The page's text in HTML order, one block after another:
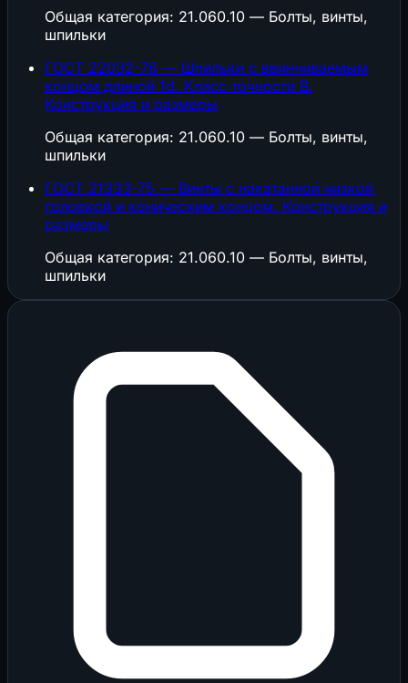
Общая категория: 21.060.10 — Болты, винты,
шпильки
ГОСТ 22032-76 — Шпильки с ввинчиваемым
концом длиной 1d. Класс точности В.
Конструкция и размеры
Общая категория: 21.060.10 — Болты, винты,
шпильки
ГОСТ 21333-75 — Винты с накатанной низкой
головкой и коническим концом. Конструкция и
размеры
Общая категория: 21.060.10 — Болты, винты,
шпильки